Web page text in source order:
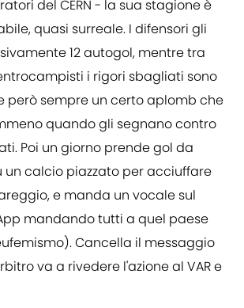
del CERN - la sua stagione è
quasi surreale. I difensori gli
12 autogol, mentre tra
i rigori sbagliati sono
però sempre un certo aplomb che
quando gli segnano contro
Poi un giorno prende gol da
un calcio piazzato per acciuffare
e manda un vocale sul
mandando tutti a quel paese
Cancella il messaggio
va a rivedere l'azione al VAR e